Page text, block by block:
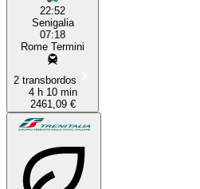
22:52
Senigalia
07:18
Rome Termini
2 transbordos
4 h 10 min
2461,09 €